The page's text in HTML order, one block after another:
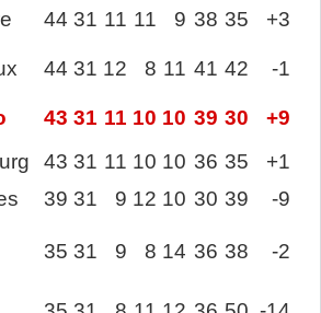
44 31 11 11 9 38 35 +3
44 31 12 8 11 41 42 -1
43 31 11 10 10 39 30
+9
43 31 11 10 10 36 35
+1
39 31 9 12 10 30 39 -9
35 31 9 8 14 36 38 -2